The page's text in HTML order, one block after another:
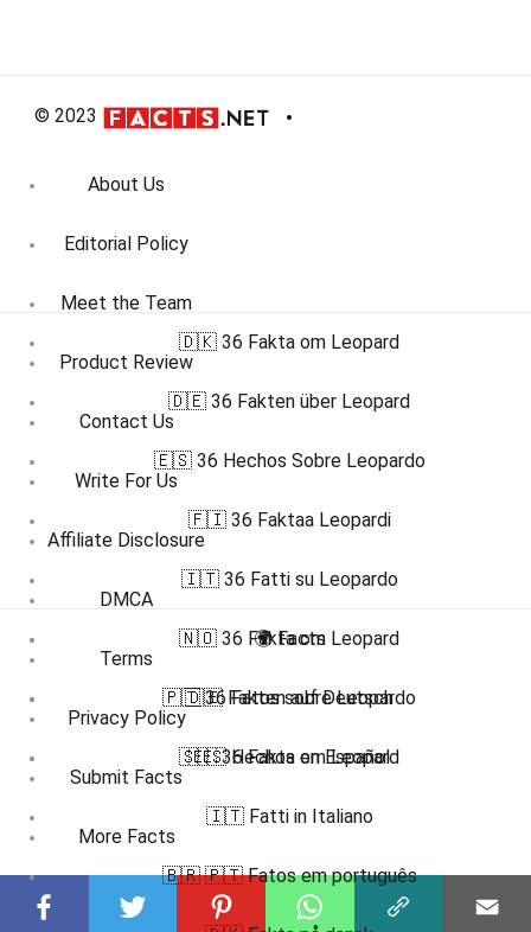
© 2023
About Us
Editorial Policy
Meet the Team
Product Review
Contact Us
Write For Us
Affiliate Disclosure
DMCA
Terms
Privacy Policy
Submit Facts
More Facts
Subscribe to our channel
🇩🇰 36 Fakta om Leopard
🇩🇪 36 Fakten über Leopard
🇪🇸 36 Hechos Sobre Leopardo
🇫🇮 36 Faktaa Leopardi
🇮🇹 36 Fatti su Leopardo
🇳🇴 36 Fakta om Leopard
🇵🇹 36 Fatos sobre Leopardo
🇸🇪 36 Fakta om Leopard
🌍 Facts
🇩🇪 Fakten auf Deutsch
🇪🇸 Hechos en Español
🇮🇹 Fatti in Italiano
🇧🇷 🇵🇹 Fatos em português